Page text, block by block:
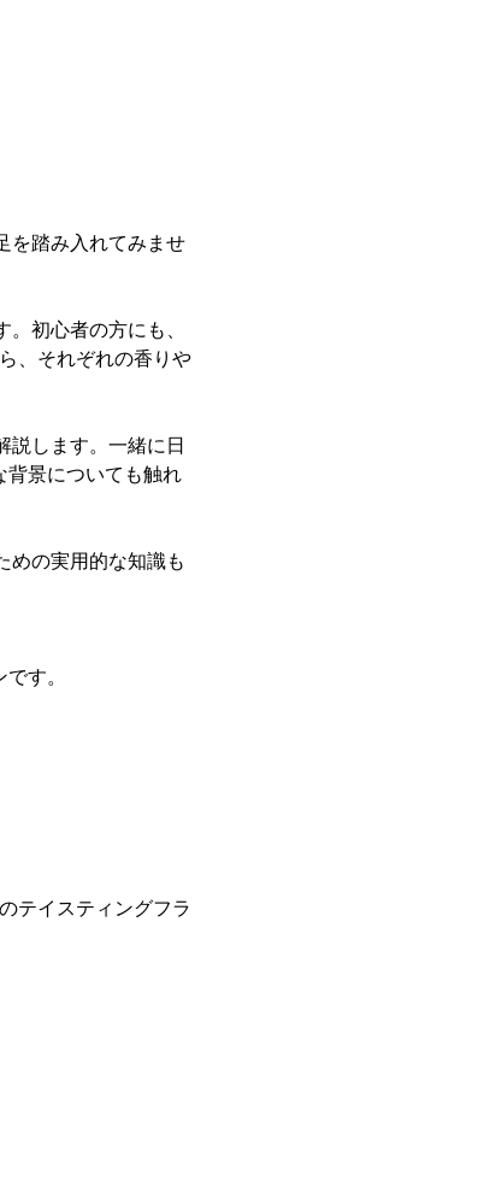
を踏み入れてみませ
初心者の方にも、
、それぞれの香りや
説します。一緒に日
景についても触れ
めの実用的な知識も
す。
テイスティングフラ